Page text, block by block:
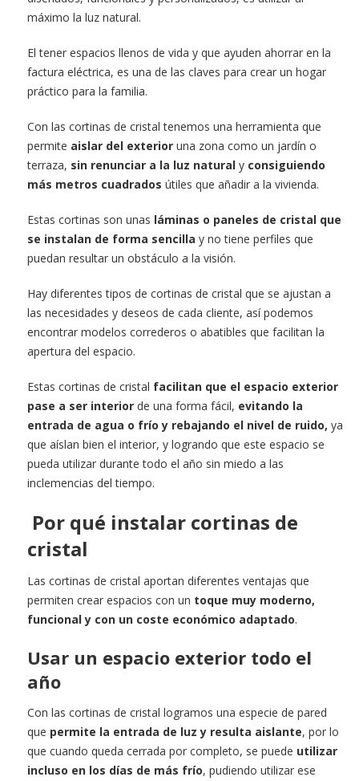
máximo la luz natural.
El tener espacios llenos de vida y que ayuden ahorrar en la
factura eléctrica, es una de las claves para crear un hogar
práctico para la familia.
Con las cortinas de cristal tenemos una herramienta que
permite aislar del exterioruna zona como un jardín o
terraza, sin renunciar a la luz naturaly consiguiendo
más metros cuadrados útiles que añadir a la vivienda.
Estas cortinas son unas láminas o paneles de cristal que
se instalan de forma sencilla y no tiene perfiles que
puedan resultar un obstáculo a la visión.
Hay diferentes tipos de cortinas de cristal que se ajustan a
las necesidades y deseos de cada cliente, así podemos
encontrar modelos correderos o abatibles que facilitan la
apertura del espacio.
Estas cortinas de cristal facilitan que el espacio exterior
pase a ser interiorde una forma fácil, evitando la
entrada de agua o frío y rebajando el nivel de ruido, ya
que aíslan bien el interior, y logrando que este espacio se
pueda utilizar durante todo el año sin miedo a las
inclemencias del tiempo.
Por qué instalar cortinas de
cristal
Las cortinas de cristal aportan diferentes ventajas que
permiten crear espacios con un toque muy moderno,
funcional y con un coste económico adaptado.
Usar un espacio exterior todo el
año
Con las cortinas de cristal logramos una especie de pared
que permite la entrada de luz y resulta aislante, por lo
que cuando queda cerrada por completo, se puede utilizar
incluso en los días de más frío, pudiendo utilizar ese